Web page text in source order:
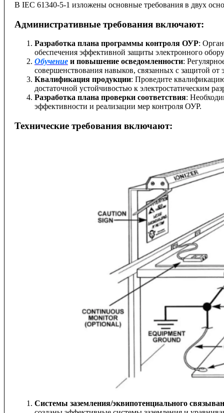
В IEC 61340-5-1 изложены основные требования в двух
Административные требования включают:
Разработка плана программы контроля ОУР:
обеспечения эффективной защиты электронного
Обучение и повышение осведомленности:
совершенствования навыков, связанных с защитой от
Квалификация продукции: Проведите
достаточной устойчивостью к электростатическим
Разработка плана проверки соответствия:
эффективности и реализации мер контроля ОУР.
Технические требования включают:
Системы заземления/эквипотенциального